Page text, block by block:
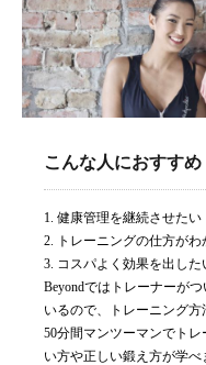
こんな人におすすめ
1. 健康管理を継続させたい
2. トレーニングの仕方がわ
3. コスパよく効果を出した
Beyondではトレーナーが
いるので、トレーニング方
50分間マンツーマンでト
い方や正しい鍛え方が学